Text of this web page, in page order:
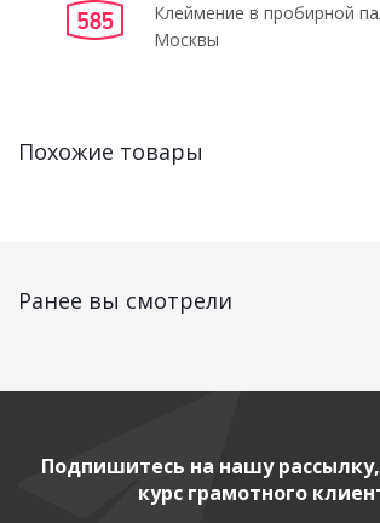
Клеймение в пробирной
Москвы
Похожие товары
Ранее вы смотрели
Подпишитесь на нашу
курс грамотного